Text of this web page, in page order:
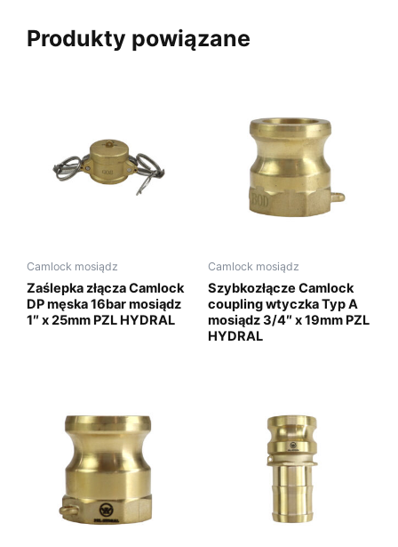
Produkty powiązane
Camlock mosiądz
Zaślepka złącza Camlock
DP męska 16bar mosiądz
1″ x 25mm PZL HYDRAL
Camlock mosiądz
Szybkozłącze Camlock
coupling wtyczka Typ A
mosiądz 3/4″ x 19mm PZL
HYDRAL